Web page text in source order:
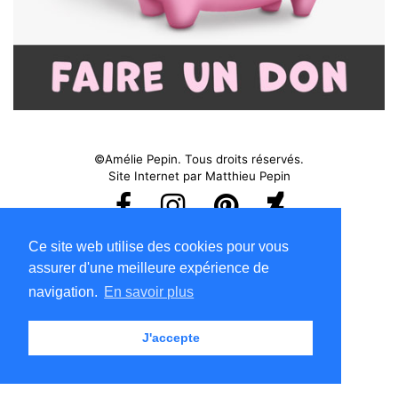
Ce site web utilise des cookies pour vous
assurer d'une meilleure expérience de
navigation. En savoir plus
J'accepte
©Amélie Pepin. Tous droits réservés.
Site Internet par Matthieu Pepin
Conditions d'utilisation